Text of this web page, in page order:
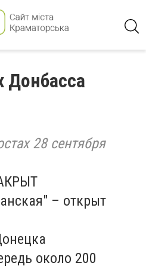
Донбасса
28 сентября
– открыт
около 200